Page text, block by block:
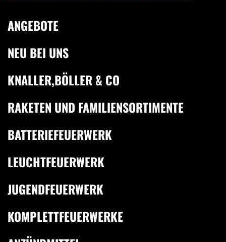
ANGEBOTE
NEU BEI UNS
KNALLER,BÖLLER & CO
RAKETEN UND FAMILIENSORTIMENTE
BATTERIEFEUERWERK
LEUCHTFEUERWERK
JUGENDFEUERWERK
KOMPLETTFEUERWERKE